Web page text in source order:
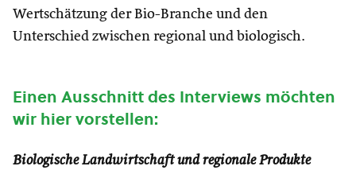
Wertschätzung der Bio-Branche und den
Unterschied zwischen regional und biologisch.
Einen Ausschnitt des Interviews möchten
wir hier vorstellen:
Biologische Landwirtschaft und regionale Produkte